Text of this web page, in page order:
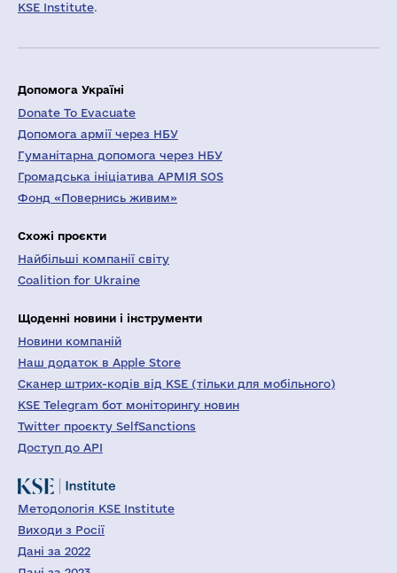
KSE Institute.
Допомога Україні
Donate To Evacuate
Допомога армії через НБУ
Гуманітарна допомога через НБУ
Громадська ініціатива АРМІЯ SOS
Фонд «Повернись живим»
Схожі проєкти
Найбільші компанії світу
Coalition for Ukraine
Щоденні новини і інструменти
Новини компаній
Наш додаток в Apple Store
Сканер штрих-кодів від KSE (тільки для мобільного)
KSE Telegram бот моніторингу новин
Twitter проєкту SelfSanctions
Доступ до API
Методологія KSE Institute
Виходи з Росії
Дані за 2022